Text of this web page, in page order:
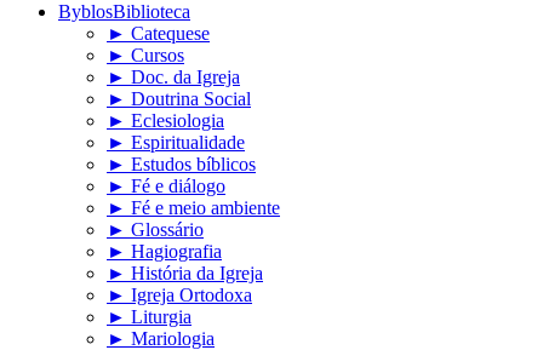
ByblosBiblioteca
► Catequese
► Cursos
► Doc. da Igreja
► Doutrina Social
► Eclesiologia
► Espiritualidade
► Estudos bíblicos
► Fé e diálogo
► Fé e meio ambiente
► Glossário
► Hagiografia
► História da Igreja
► Igreja Ortodoxa
► Liturgia
► Mariologia